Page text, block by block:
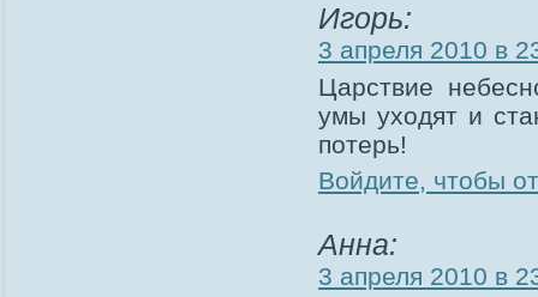
Игорь:
3 апреля 2010 в
Царствие
умы уходят и
потерь!
Войдите, чтобы
Анна:
3 апреля 2010 в